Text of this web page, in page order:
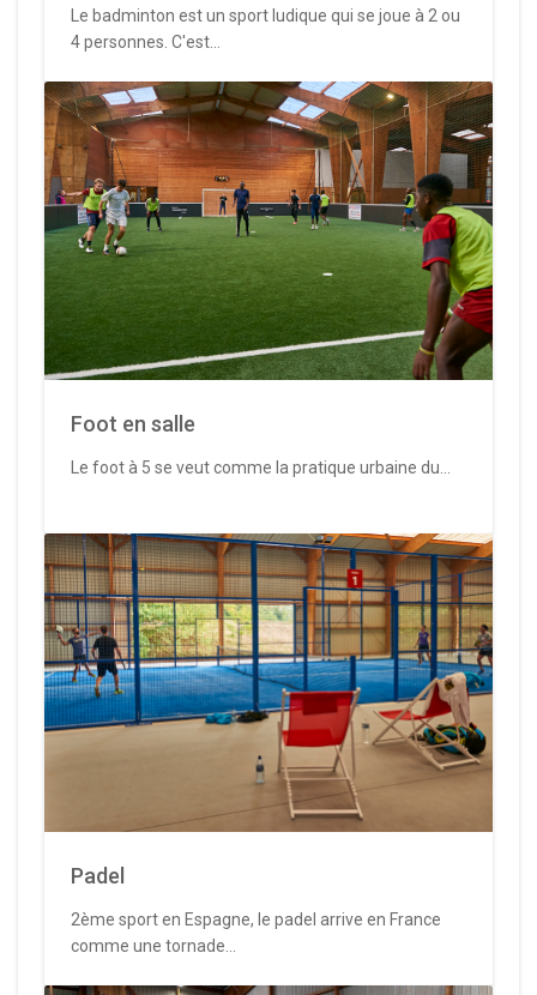
Le badminton est un sport ludique qui se joue à 2 ou
4 personnes. C'est...
Foot en salle
Le foot à 5 se veut comme la pratique urbaine du...
Padel
2ème sport en Espagne, le padel arrive en France
comme une tornade...